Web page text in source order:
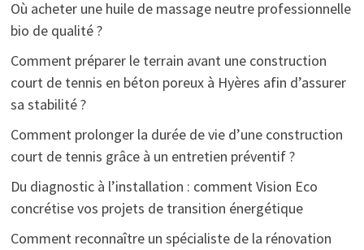
Où acheter une huile de massage neutre professionnelle
bio de qualité ?
Comment préparer le terrain avant une construction
court de tennis en béton poreux à Hyères afin d’assurer
sa stabilité ?
Comment prolonger la durée de vie d’une construction
court de tennis grâce à un entretien préventif ?
Du diagnostic à l’installation : comment Vision Eco
concrétise vos projets de transition énergétique
Comment reconnaître un spécialiste de la rénovation